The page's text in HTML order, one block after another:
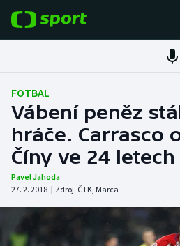
Fotbal
Hokej
Tenis
Atletika
FOTBAL
Vábení peněz
hráče. Carrasco
Číny ve 24 letech
Pavel Jahoda
27. 2. 2018 | Zdroj: ČTK, Marca